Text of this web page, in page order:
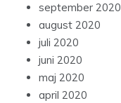
september 2020
august 2020
juli 2020
juni 2020
maj 2020
april 2020